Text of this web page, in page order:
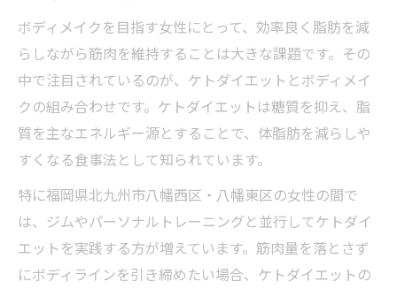
ボディメイクを目指す女性にとって、効率良く脂肪を減
らしながら筋肉を維持することは大きな課題です。その
中で注目されているのが、ケトダイエットとボディメイ
クの組み合わせです。ケトダイエットは糖質を抑え、脂
質を主なエネルギー源とすることで、体脂肪を減らしや
すくなる食事法として知られています。
特に福岡県北九州市八幡西区・八幡東区の女性の間で
は、ジムやパーソナルトレーニングと並行してケトダイ
エットを実践する方が増えています。筋肉量を落とさず
にボディラインを引き締めたい場合、ケトダイエットの